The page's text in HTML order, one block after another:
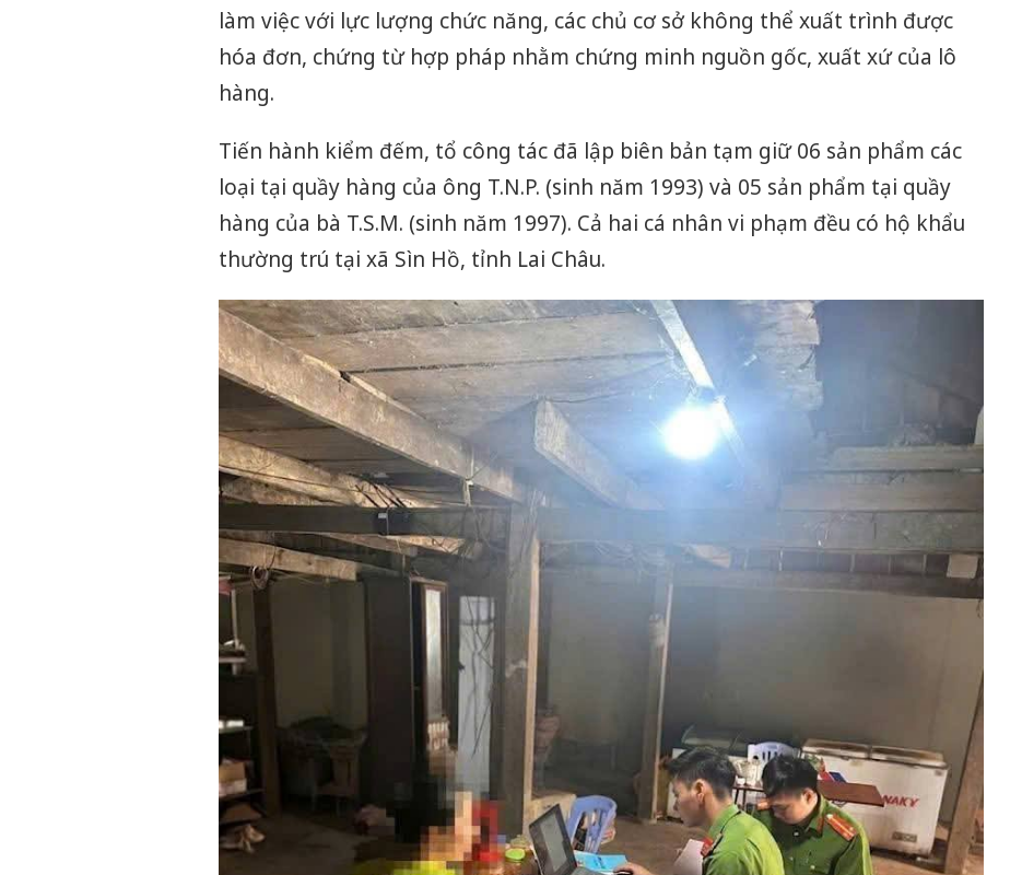
làm việc với lực lượng chức năng, các chủ cơ sở không thể xuất trình được
hóa đơn, chứng từ hợp pháp nhằm chứng minh nguồn gốc, xuất xứ của lô
hàng.
Tiến hành kiểm đếm, tổ công tác đã lập biên bản tạm giữ 06 sản phẩm các
loại tại quầy hàng của ông T.N.P. (sinh năm 1993) và 05 sản phẩm tại quầy
hàng của bà T.S.M. (sinh năm 1997). Cả hai cá nhân vi phạm đều có hộ khẩu
thường trú tại xã Sìn Hồ, tỉnh Lai Châu.